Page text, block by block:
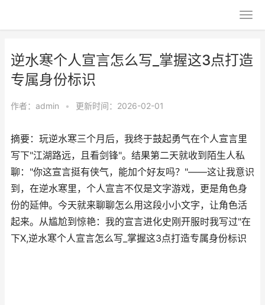
逆水寒个人宣言怎么写_掌握这3点打造
专属身份标识
作者： admin • 更新时间：2026-02-01
摘要：玩逆水寒三个月后，我终于鼓起勇气在个人宣言里
写下"江湖路远，且看剑锋"。结果第二天就收到陌生人私
聊："你这宣言挺有侠气，能加个好友吗？"——这让我意识
到，在逆水寒里，个人宣言不仅是文字游戏，更是角色身
份的延伸。今天就来聊聊怎么用这段小小文字，让角色活
起来。从尴尬到惊艳：我的宣言进化史刚开服时我写过"在
下X,逆水寒个人宣言怎么写_掌握这3点打造专属身份标识